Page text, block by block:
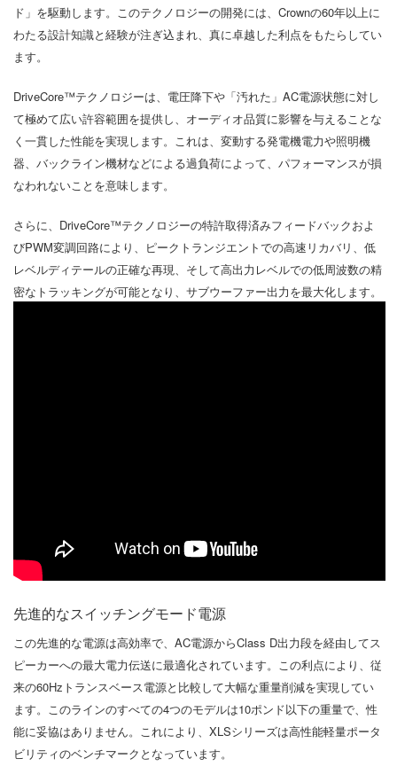
ド」を駆動します。このテクノロジーの開発には、Crownの60年以上に
わたる設計知識と経験が注ぎ込まれ、真に卓越した利点をもたらしてい
ます。
DriveCore™テクノロジーは、電圧降下や「汚れた」AC電源状態に対し
て極めて広い許容範囲を提供し、オーディオ品質に影響を与えることな
く一貫した性能を実現します。これは、変動する発電機電力や照明機
器、バックライン機材などによる過負荷によって、パフォーマンスが損
なわれないことを意味します。
さらに、DriveCore™テクノロジーの特許取得済みフィードバックおよ
びPWM変調回路により、ピークトランジエントでの高速リカバリ、低
レベルディテールの正確な再現、そして高出力レベルでの低周波数の精
密なトラッキングが可能となり、サブウーファー出力を最大化します。
先進的なスイッチングモード電源
この先進的な電源は高効率で、AC電源からClass D出力段を経由してス
ピーカーへの最大電力伝送に最適化されています。この利点により、従
来の60Hzトランスベース電源と比較して大幅な重量削減を実現してい
ます。このラインのすべての4つのモデルは10ポンド以下の重量で、性
能に妥協はありません。これにより、XLSシリーズは高性能軽量ポータ
ビリティのベンチマークとなっています。